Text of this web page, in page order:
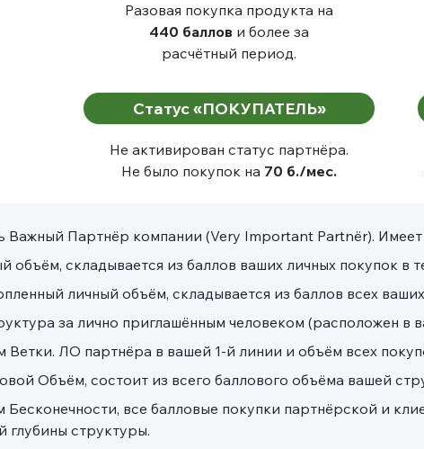
Разовая покупка продукта на
440 баллов и более за
расчётный период.
Статус «ПОКУПАТЕЛЬ»
Не активирован статус партнёра.
Не было покупок на 70 б./мес.
Партнёр компании (Very Important Partnёr).
объём, складывается из баллов ваших личных покупок в
личный объём, складывается из баллов всех
за лично приглашённым человеком (расположен в
ЛО партнёра в вашей 1-й линии и объём всех
Объём, состоит из всего баллового объёма вашей
все балловые покупки партнёрской и
глубины структуры.